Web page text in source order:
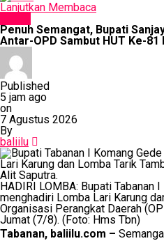
Lanjutkan Membaca
Penuh Semangat, Bupati
Antar-OPD Sambut HUT Ke-81
Published
5 jam ago
on
7 Agustus 2026
By
baliilu
HADIRI LOMBA: Bupati Tabanan
menghadiri Lomba Lari Karung
Organisasi Perangkat Daerah
Jumat (7/8). (Foto: Hms Tbn)
Tabanan, baliilu.com –